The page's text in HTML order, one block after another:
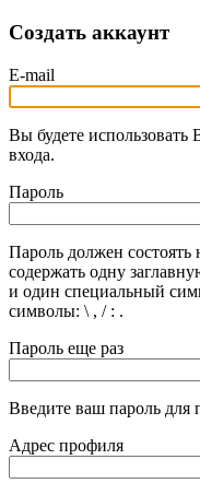
Создать аккаунт
E-mail
Вы будете
входа.
Пароль
Пароль должен
содержать одну
и один специальный
символы: \ , / : .
Пароль еще раз
Введите ваш пароль для
Адрес профиля